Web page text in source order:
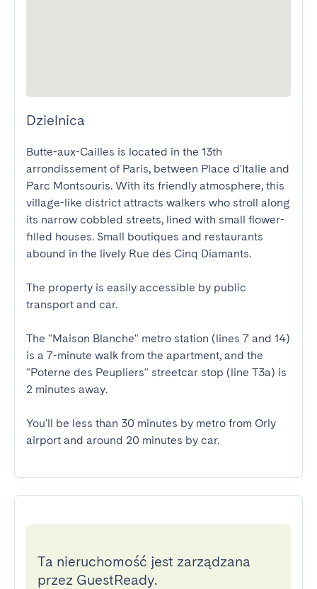
Dzielnica
Butte-aux-Cailles is located in the 13th
arrondissement of Paris, between Place d'Italie and
Parc Montsouris. With its friendly atmosphere, this
village-like district attracts walkers who stroll along
its narrow cobbled streets, lined with small flower-
filled houses. Small boutiques and restaurants
abound in the lively Rue des Cinq Diamants.
The property is easily accessible by public
transport and car.
The "Maison Blanche" metro station (lines 7 and 14)
is a 7-minute walk from the apartment, and the
"Poterne des Peupliers" streetcar stop (line T3a) is
2 minutes away.
You'll be less than 30 minutes by metro from Orly
airport and around 20 minutes by car.
Ta nieruchomość jest zarządzana
przez GuestReady.